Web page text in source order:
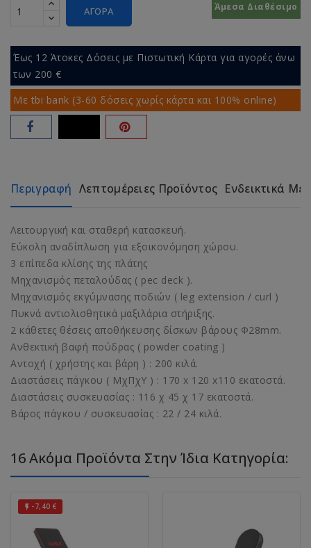
Άμεσα Διαθέσιμο
ΑΓΟΡΆ
Έως 12 Άτοκες Δόσεις με Πιστωτική Κάρτα για αγορές άνω
των 200 €
Με tbi bank (3-60 δόσεις χωρίς κάρτα και 100% online)
Περιγραφή Λεπτομέρειες Προϊόντος Ενδεικτικά
Λειτουργική και σταθερή κατασκευή.
Εύκολη αναδίπλωση για εξοικονόμηση χώρου.
3 επίπεδα κλίσης της πλάτης
Μηχανισμός πεταλούδας ( pec deck ).
Μηχανισμός εκγύμνασης ποδιών ( leg extension / curl )
Πυκνά αντιολισθητικά μαξιλάρια στήριξης.
2 κάθετες θέσεις αποθήκευσης δίσκων βάρους Φ28mm.
Ανθεκτική βαφή πούδρας ( powder coating )
Αντοχή ( χρήστης και βάρη ) : 200 κιλά.
Διαστάσεις πάγκου ( ΜχΠχΥ ) : 170 x 120 x110 εκατοστά.
Διαστάσεις συσκευασίας : 116 χ 45 χ 17 εκατοστά.
Βάρος πάγκου / συσκευασίας : 22 / 24 κιλά.
16 Ακόμα Προϊόντα Στην Ίδια Κατηγορία:
 -7,40 €